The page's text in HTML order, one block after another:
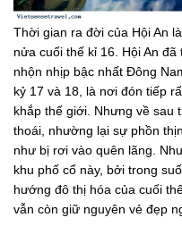
Thời gian ra đời của Hội An
nửa cuối thế kỉ 16. Hội An
nhộn nhịp bậc nhất Đông
kỷ 17 và 18, là nơi đón tiếp
khắp thế giới. Nhưng về sau
thoái, nhường lại sự phồn
như bị rơi vào quên lãng.
khu phố cổ này, bởi trong
hướng đô thị hóa của cuối
vẫn còn giữ nguyên vẻ đẹp